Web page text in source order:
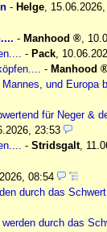
- Helge,
- Manhood
- Pack
- Manhood
und Europa
für Neger &
23:53
- Stridsgalt,
08:54
durch das
durch das